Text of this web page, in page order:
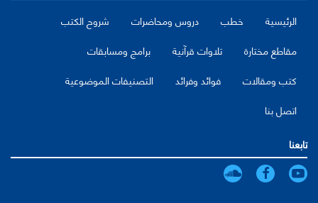
الرئيسية
خطب دروس ومحاضرات
شروح الكتب
مقاطع مختارة
تلاوات قرآنية
برامج ومسابقات
كتب ومقالات
فوائد وفرائد
التصنيفات الموضوعية
اتصل بنا
تابعنا